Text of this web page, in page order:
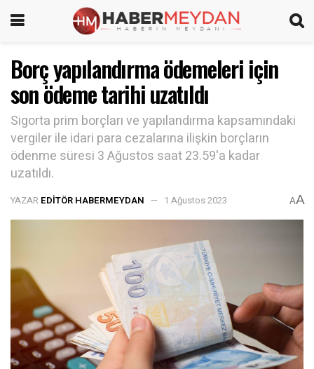
Borç yapılandırma ödemeleri için
son ödeme tarihi uzatıldı
Sigorta prim borçları ve yapılandırma kapsamındaki
vergiler ile idari para cezalarına ilişkin borçların
ödenme süresi 3 Ağustos saat 23.59'a kadar
uzatıldı.
YAZAR EDITÖR HABERMEYDAN 1 Ağustos 2023 AA